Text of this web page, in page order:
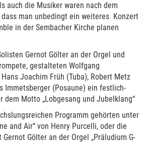
auch die Musiker waren nach dem
man unbedingt ein weiteres Konzert
in der Sembacher Kirche planen
Gernot Gölter an der Orgel und
gestalteten Wolfgang
Joachim Früh (Tuba), Robert Metz
Immetsberger (Posaune) ein festlich-
dem Motto „Lobgesang und Jubelklang“
Programm gehörten unter
and Air“ von Henry Purcelli, oder die
Gölter an der Orgel „Präludium G-